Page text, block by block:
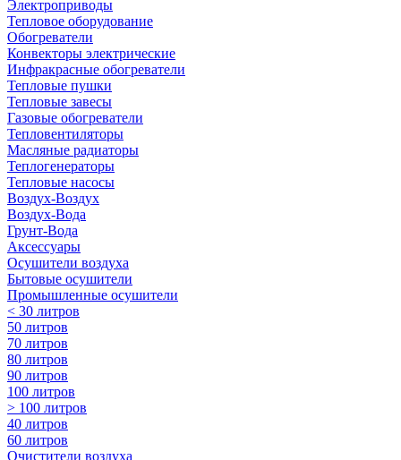
Электроприводы
Тепловое оборудование
Обогреватели
Конвекторы электрические
Инфракрасные обогреватели
Тепловые пушки
Тепловые завесы
Газовые обогреватели
Тепловентиляторы
Масляные радиаторы
Теплогенераторы
Тепловые насосы
Воздух-Воздух
Воздух-Вода
Грунт-Вода
Аксессуары
Осушители воздуха
Бытовые осушители
Промышленные осушители
< 30 литров
50 литров
70 литров
80 литров
90 литров
100 литров
> 100 литров
40 литров
60 литров
Очистители воздуха